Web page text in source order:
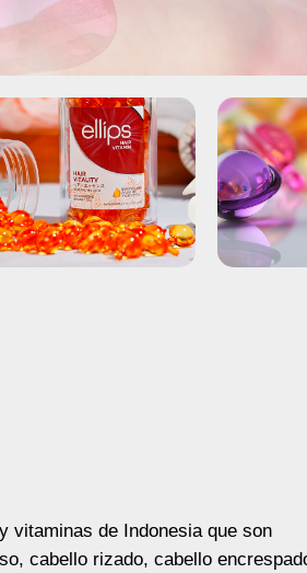
vitaminas de Indonesia que son
cabello rizado, cabello